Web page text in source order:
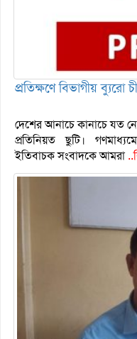
প্রতিক্ষণে বিভাগীয় ব্যুরো
দেশের আনাচে কানাচে যত
প্রতিনিয়ত ছুটি।
ইতিবাচক সংবাদকে আমরা